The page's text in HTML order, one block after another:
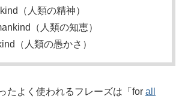
（人類の精神）
（人類の知恵）
（人類の愚かさ）
たよく使われるフレーズは「for all